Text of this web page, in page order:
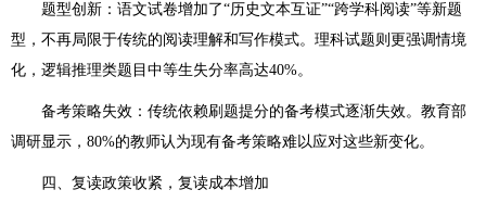
题型创新：语文试卷增加了“历史文本互证”“跨学科阅读”等新题
型，不再局限于传统的阅读理解和写作模式。理科试题则更强调情境
化，逻辑推理类题目中等生失分率高达40%。
备考策略失效：传统依赖刷题提分的备考模式逐渐失效。教育部
调研显示，80%的教师认为现有备考策略难以应对这些新变化。
四、复读政策收紧，复读成本增加